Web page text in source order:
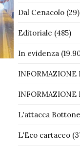
Dal Cenacolo(29)
Editoriale (485)
In evidenza
INFORMAZIONE
INFORMAZIONE
L'attacca Bottone
L'Eco cartaceo